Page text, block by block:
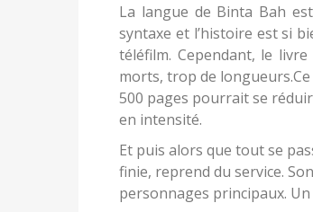
La langue de Binta Bah
syntaxe et l’histoire est si
téléfilm. Cependant, le
morts, trop de
500 pages pourrait se
en intensité.
Et puis alors que tout se
finie, reprend du service.
personnages principaux.